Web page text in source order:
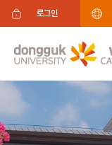
로그인